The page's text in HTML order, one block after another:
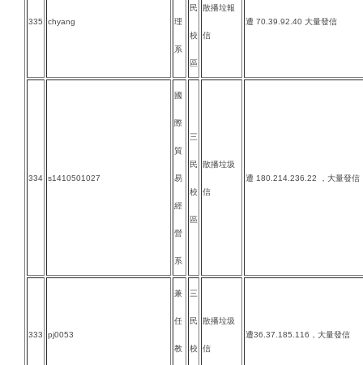
335 chyang 理
系
民
校
區
散播垃報
信
遭 70.39.92.40 大量發信
334 s1410501027
國
際
貿
易
經
營
系
三
民
校
區
散播垃圾
信
遭 180.214.236.22 ，大量發信
333 pj0053
兼
任
教
三
民
校
散播垃圾
信
遭36.37.185.116，大量發信